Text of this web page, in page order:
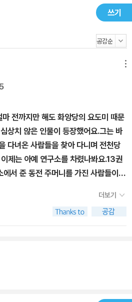
쓰기
전까지만 해도 화앙당의 요도미 때문
상치 않은 인물이 등장했어요.그는 바
다녀온 사람들을 찾아 다니며 전천당
제는 아예 연구소를 차렸나봐요.13권
서 준 동전 주머니를 가진 사람들이
자들은 설명서대로 잘 사용하면 행운을
다가는 큰 화를 당하기도 해요.여전히
와중에 로쿠조 교수가 보낸 사람들도
요.요도미처럼 마법의 힘은 없지만 뭔
더보기